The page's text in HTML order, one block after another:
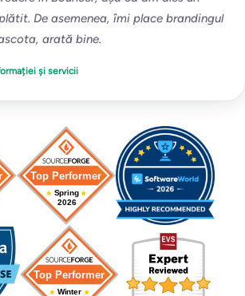
De asemenea, îmi place brandingul
arată bine.
și servicii